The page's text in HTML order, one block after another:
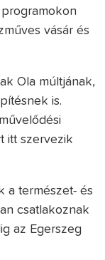
vásár és
Ola múltjának,
is.
itt szervezik
a természet- és
csatlakoznak
az Egerszeg